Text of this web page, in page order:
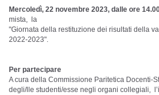
Mercoledì, 22 novembre 2023, dalle ore
mista, la
"Giornata della restituzione dei risultati della
2022-2023".
Per partecipare
A cura della Commissione Paritetica Docenti-
degli/lle studenti/esse negli organi collegiali,